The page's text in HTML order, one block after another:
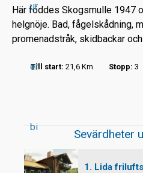
ur
er
bi
Här föddes Skogsmulle 1947
helgnöje. Bad, fågelskådning,
promenadstråk, skidbackar
Till start: 21,6 Km Stopp: 3
Sevärdheter
1. Lida